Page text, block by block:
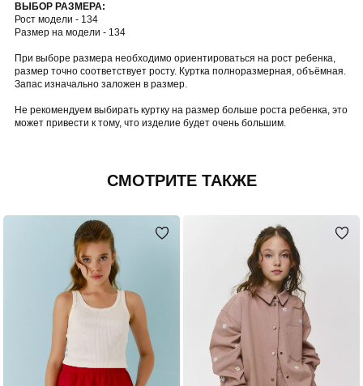
ВЫБОР РАЗМЕРА:
Рост модели - 134
Размер на модели - 134
При выборе размера необходимо ориентироваться на рост ребенка,
размер точно соответствует росту. Куртка полноразмерная, объёмная.
Запас изначально заложен в размер.
Не рекомендуем выбирать куртку на размер больше роста ребенка, это
может привести к тому, что изделие будет очень большим.
СМОТРИТЕ ТАКЖЕ